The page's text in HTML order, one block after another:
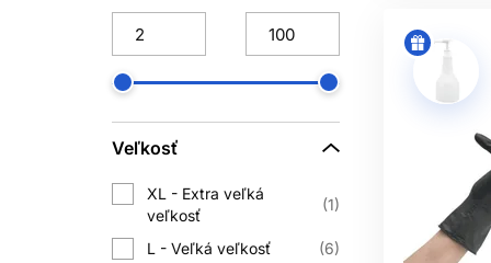
Balenia skladujte v suchu,
KTORÉ
Tie, ktorých výrobca potvrdzuje
SÚ
Veľkosť
XL - Extra veľká
veľkosť
1
L - Veľká veľkosť
6